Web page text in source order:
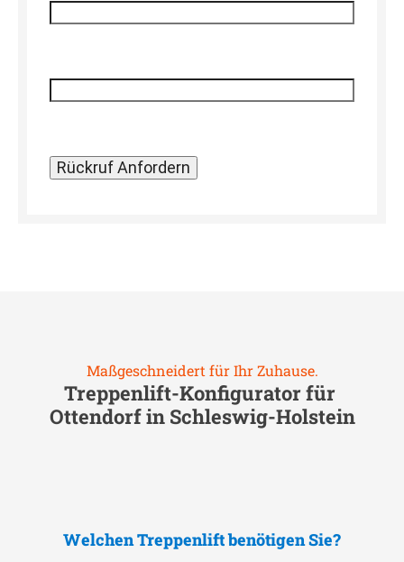
Maßgeschneidert für Ihr Zuhause.
Treppenlift-Konfigurator für
Ottendorf in Schleswig-Holstein
Welchen Treppenlift benötigen Sie?